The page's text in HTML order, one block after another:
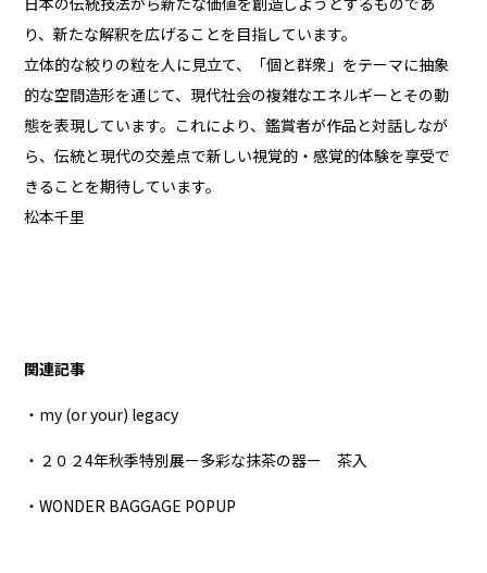
り、新たな解釈を広げることを目指しています。
立体的な絞りの粒を人に見立て、「個と群衆」をテーマに抽象
的な空間造形を通じて、現代社会の複雑なエネルギーとその動
態を表現しています。これにより、鑑賞者が作品と対話しなが
ら、伝統と現代の交差点で新しい視覚的・感覚的体験を享受で
きることを期待しています。
松本千里
関連記事
・my (or your) legacy
・２０２4年秋季特別展ー多彩な抹茶の器ー 茶入
・WONDER BAGGAGE POPUP